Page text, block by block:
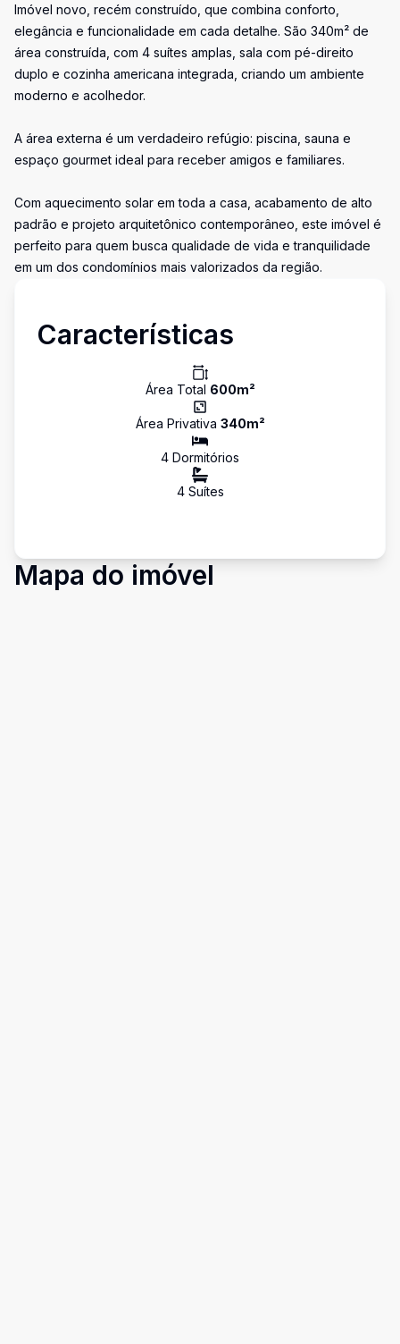
Imóvel novo, recém construído, que combina conforto,
elegância e funcionalidade em cada detalhe. São 340m² de
área construída, com 4 suítes amplas, sala com pé-direito
duplo e cozinha americana integrada, criando um ambiente
moderno e acolhedor.
A área externa é um verdadeiro refúgio: piscina, sauna e
espaço gourmet ideal para receber amigos e familiares.
Com aquecimento solar em toda a casa, acabamento de alto
padrão e projeto arquitetônico contemporâneo, este imóvel é
perfeito para quem busca qualidade de vida e tranquilidade
em um dos condomínios mais valorizados da região.
Características
Área Total 600m²
Área Privativa 340m²
4 Dormitórios
4Suítes
Mapa do imóvel